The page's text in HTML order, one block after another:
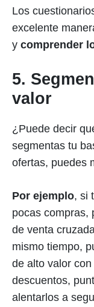
Los
excelente
y comprender
5.
valor
¿Puede decir
segmentas tu
ofertas, puedes
Por ejemplo, si
pocas compras,
de venta
mismo tiempo,
de alto valor
descuentos,
alentarlos a